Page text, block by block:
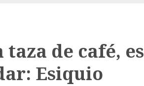
de café, es
Esiquio